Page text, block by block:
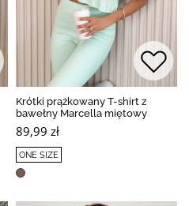
Krótki prążkowany T-shirt z
bawełny Marcella miętowy
89,99 zł
ONE SIZE